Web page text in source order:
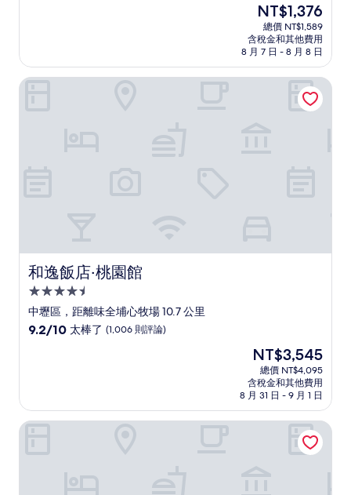
有
夠
現
在
價
格
為
NT$1,376
NT$1,376
總價 NT$1,589
含稅金和其他費用
8 月 7 日 - 8 月 8 日
和逸飯店‧桃園館
和逸飯店‧桃園館
4.5
星
級
中壢區，距離味全埔心牧場 10.7 公里
9.2
太
棒
9.2/10 太棒了 (1,006 則評論)
現
在
價
格
為
NT$3,545
NT$3,545
總價 NT$4,095
含稅金和其他費用
8 月 31 日 - 9 月 1 日
和逸飯店‧桃園館
新舍商旅 - 中壢館